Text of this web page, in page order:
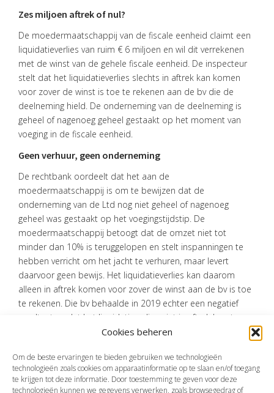
Cookies beheren
Om de beste ervaringen te bieden gebruiken we technologieën
technologieën zoals cookies om apparaatinformatie op te slaan en/of toegang
te krijgen tot deze informatie. Door toestemming te geven voor deze
technologieën kunnen we gegevens verwerken, zoals browsegedrag of
Zes miljoen aftrek of nul?
De moedermaatschappij van de fiscale eenheid claimt een
liquidatieverlies van ruim € 6 miljoen en wil dit verrekenen
met de winst van de gehele fiscale eenheid. De inspecteur
stelt dat het liquidatieverlies slechts in aftrek kan komen
voor zover de winst is toe te rekenen aan de bv die de
deelneming hield. De onderneming van de deelneming is
geheel of nagenoeg geheel gestaakt op het moment van
voeging in de fiscale eenheid.
Geen verhuur, geen onderneming
De rechtbank oordeelt dat het aan de
moedermaatschappij is om te bewijzen dat de
onderneming van de Ltd nog niet geheel of nagenoeg
geheel was gestaakt op het voegingstijdstip. De
moedermaatschappij betoogt dat de omzet niet tot
minder dan 10% is teruggelopen en stelt inspanningen te
hebben verricht om het jacht te verhuren, maar levert
daarvoor geen bewijs. Het liquidatieverlies kan daarom
alleen in aftrek komen voor zover de winst aan de bv is toe
te rekenen. Die bv behaalde in 2019 echter een negatief
resultaat, zodat het liquidatieverlies niet in aftrek komt.
Bron:Rechtbank Zeeland-West-Brabant | jurisprudentie |